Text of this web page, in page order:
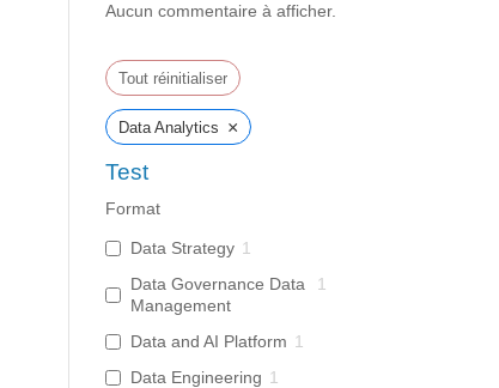
Aucun commentaire à afficher.
Tout réinitialiser
Data Analytics ×
Test
Format
Data Strategy 1
Data Governance Data
Management
1
Data and AI Platform 1
Data Engineering 1